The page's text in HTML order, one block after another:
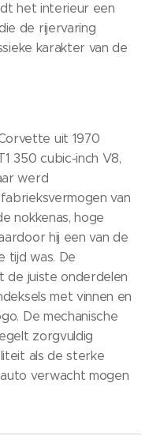
het interieur een
de rijervaring
karakter van de
uit 1970
350 cubic-inch V8,
werd
van
nokkenas, hoge
hij een van de
tijd was. De
de juiste onderdelen
met vinnen en
De mechanische
zorgvuldig
als de sterke
verwacht mogen